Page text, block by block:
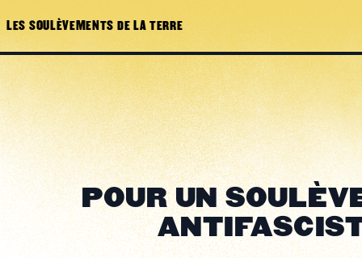
LES SOULÈVEMENTS DE LA TERRE
POUR UN